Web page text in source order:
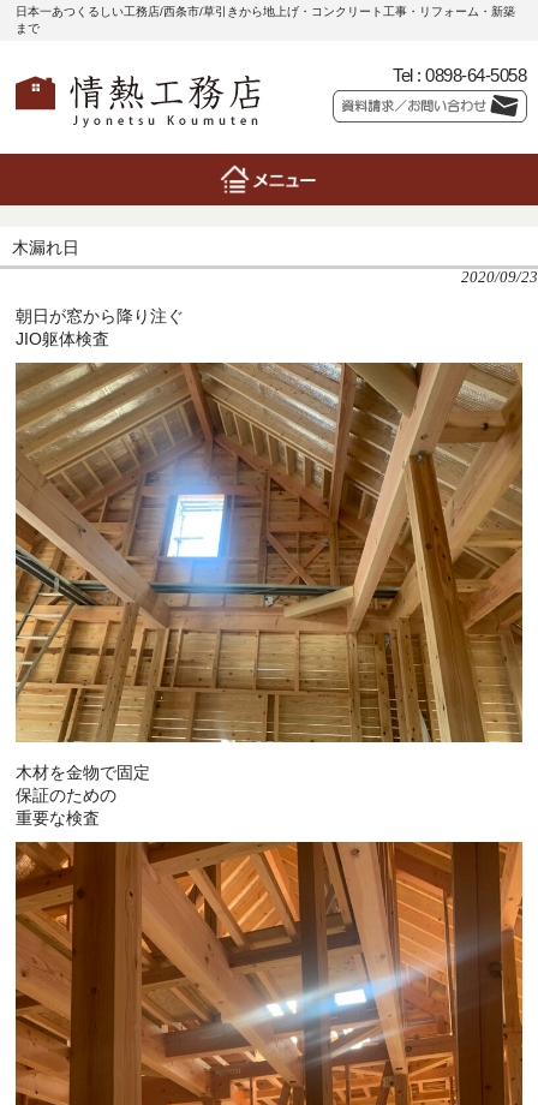
日本一あつくるしい工務店/西条市/草引きから地上げ・コンクリート工事・リフォーム・新築
まで
Tel : 0898-64-5058
木漏れ日
2020/09/23
朝日が窓から降り注ぐ
JIO躯体検査
木材を金物で固定
保証のための
重要な検査